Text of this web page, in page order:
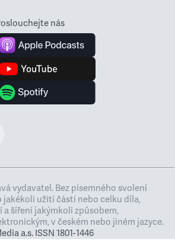
nás
vydavatel. Bez písemného svolení
jakékoli užití částí nebo celku díla,
šíření jakýmkoli způsobem,
v českém nebo jiném jazyce.
a.s. ISSN 1801-1446